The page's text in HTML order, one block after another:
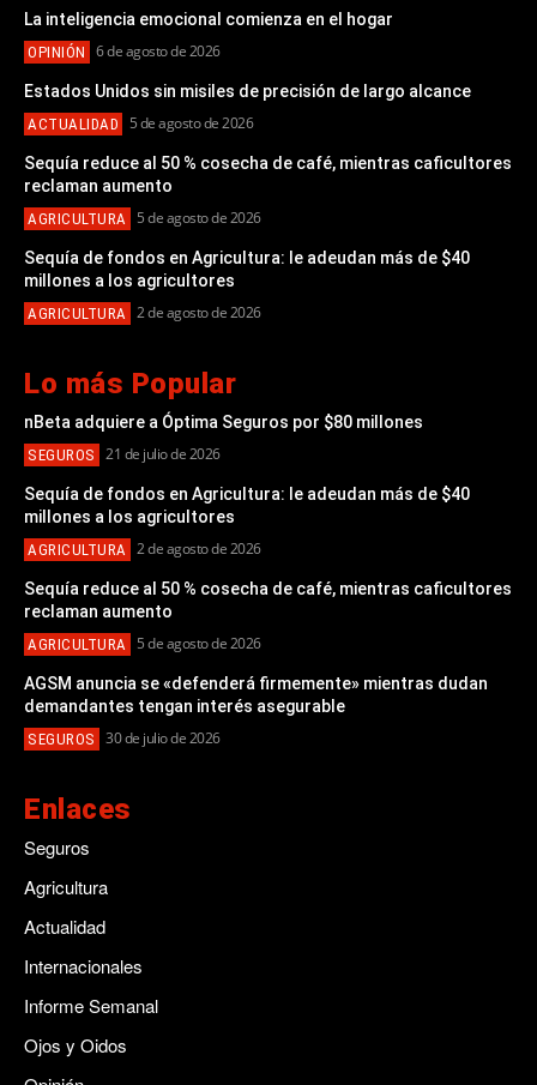
La inteligencia emocional comienza en el hogar
OPINIÓN 6 de agosto de 2026
Estados Unidos sin misiles de precisión de largo alcance
ACTUALIDAD 5 de agosto de 2026
Sequía reduce al 50 % cosecha de café, mientras caficultores
reclaman aumento
AGRICULTURA 5 de agosto de 2026
Sequía de fondos en Agricultura: le adeudan más de $40
millones a los agricultores
AGRICULTURA 2 de agosto de 2026
Lo más Popular
nBeta adquiere a Óptima Seguros por $80 millones
SEGUROS 21 de julio de 2026
Sequía de fondos en Agricultura: le adeudan más de $40
millones a los agricultores
AGRICULTURA 2 de agosto de 2026
Sequía reduce al 50 % cosecha de café, mientras caficultores
reclaman aumento
AGRICULTURA 5 de agosto de 2026
AGSM anuncia se «defenderá firmemente» mientras dudan
demandantes tengan interés asegurable
SEGUROS 30 de julio de 2026
Enlaces
Seguros
Agricultura
Actualidad
Internacionales
Informe Semanal
Ojos y Oidos